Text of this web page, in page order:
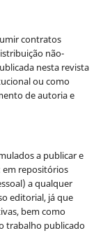
contratos
não-
nesta revista
ou como
de autoria e
a publicar e
repositórios
a qualquer
editorial, já que
bem como
trabalho publicado